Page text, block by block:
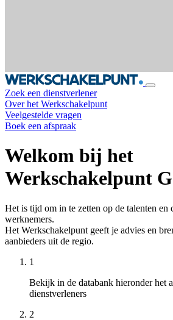
Zoek een dienstverlener
Over het Werkschakelpunt
Veelgestelde vragen
Boek een afspraak
Welkom bij het
Werkschakelpunt
Het is tijd om in te zetten op de talenten en
werknemers.
Het Werkschakelpunt geeft je advies en
aanbieders uit de regio.
1
Bekijk in de databank hieronder het
dienstverleners
2